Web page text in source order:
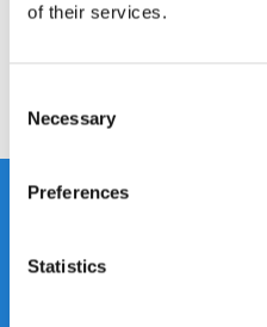
of their services.
Selection
Necessary
Preferences
Statistics
Delen
Heeft u vragen, neem gerust